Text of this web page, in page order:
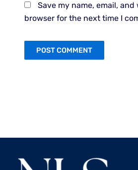
Save my name, email,
browser for the next time I